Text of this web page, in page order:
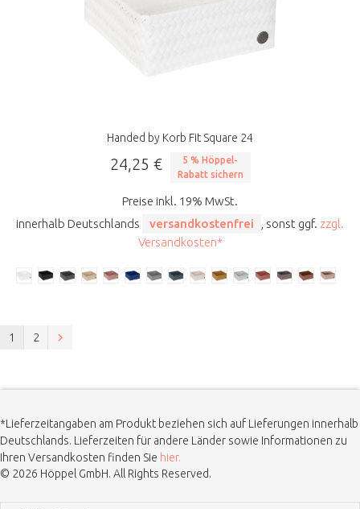
Handed by Korb Fit Square 24
24,25 €
5 % Höppel-
Rabatt sichern
Preise inkl. 19% MwSt.
innerhalb Deutschlands
versandkostenfrei , sonst ggf. zzgl.
Versandkosten*
1 2
*Lieferzeitangaben am Produkt beziehen sich auf Lieferungen innerhalb
Deutschlands. Lieferzeiten für andere Länder sowie Informationen zu
Ihren Versandkosten finden Sie hier.
© 2026 Höppel GmbH. All Rights Reserved.